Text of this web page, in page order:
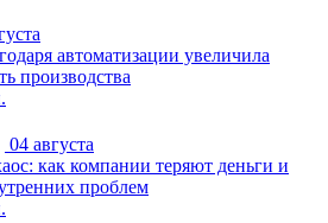
автоматизации увеличила
производства
04 августа
как компании теряют деньги и
проблем